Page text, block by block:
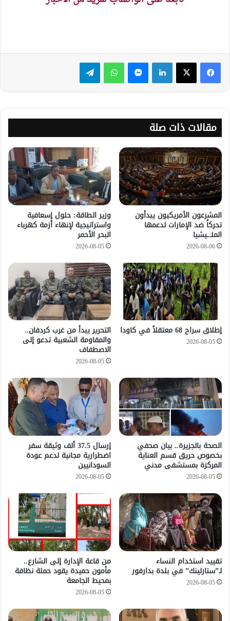
لينكدإن ماسنجر واتساب تيلقرام
مقالات ذات صلة
المشرعون الأمريكيون يبدأون
تحركاً ضد الإمارات لدعمها
الملـ.ـيشيا
2026-08-06
وزير الطاقة: حلول إسعافية
واستراتيجية لإنهاء أزمة كهرباء
البحر الأحمر
2026-08-05
إطلاق سراح 68 معتقلاً في كاودا
2026-08-05
التحرير يبدأ من غرب كردفان..
والمقاومة الشعبية تدعو إلى
الاصطفاف
2026-08-05
الصحة بالجزيرة.. بيان صحفي
بخصوص حريق قسم العناية
المركزة بمستشفى مدني
2026-08-05
إرسال 37.5 ألف وثيقة سفر
اضطرارية مجانية لدعم عودة
السودانيين
2026-08-05
تقييد استخدام النساء
لـ”ستارلينك” في بلدة بدارفور
2026-08-05
من قاعة الإدارة إلى الشارع..
مأمون حميدة يقود حملة نظافة
بمحيط الجامعة
2026-08-05